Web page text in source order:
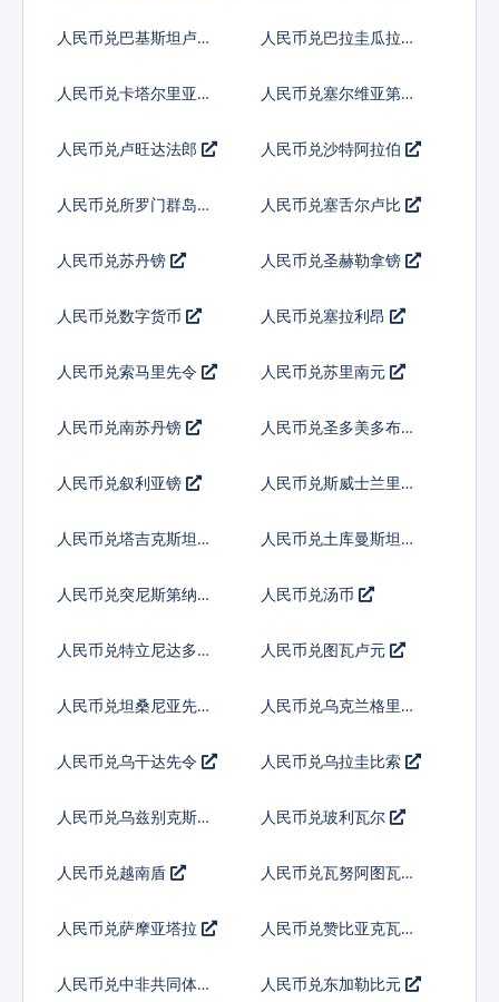
人民币兑巴基斯坦卢比 人民币兑巴拉圭瓜拉尼
人民币兑卡塔尔里亚尔
人民币兑塞尔维亚第纳
人民币兑卢旺达法郎 人民币兑沙特阿拉伯
人民币兑所罗门群岛元 人民币兑塞舌尔卢比
人民币兑苏丹镑 人民币兑圣赫勒拿镑
人民币兑数字货币 人民币兑塞拉利昂
人民币兑索马里先令 人民币兑苏里南元
人民币兑南苏丹镑 人民币兑圣多美多布拉
人民币兑叙利亚镑
人民币兑斯威士兰里兰
人民币兑塔吉克斯坦索
人民币兑土库曼斯坦马
人民币兑突尼斯第纳尔 人民币兑汤币
人民币兑特立尼达多巴
人民币兑图瓦卢元
人民币兑坦桑尼亚先令
人民币兑乌克兰格里夫
人民币兑乌干达先令 人民币兑乌拉圭比索
人民币兑乌兹别克斯坦
人民币兑玻利瓦尔
人民币兑越南盾 人民币兑瓦努阿图瓦图
人民币兑萨摩亚塔拉 人民币兑赞比亚克瓦查
人民币兑中非共同体法 人民币兑东加勒比元